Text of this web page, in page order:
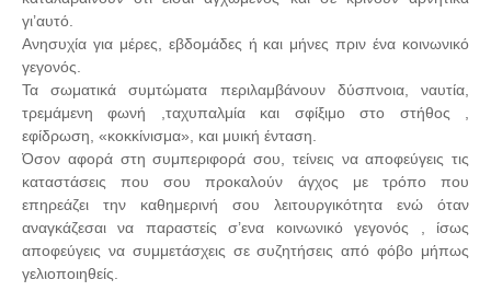
γι’αυτό.
Ανησυχία για μέρες, εβδομάδες ή και μήνες πριν ένα κοινωνικό
γεγονός.
Τα σωματικά συμτώματα περιλαμβάνουν δύσπνοια, ναυτία,
τρεμάμενη φωνή ,ταχυπαλμία και σφίξιμο στο στήθος ,
εφίδρωση, «κοκκίνισμα», και μυική ένταση.
Όσον αφορά στη συμπεριφορά σου, τείνεις να αποφεύγεις τις
καταστάσεις που σου προκαλούν άγχος με τρόπο που
επηρεάζει την καθημερινή σου λειτουργικότητα ενώ όταν
αναγκάζεσαι να παραστείς σ’ενα κοινωνικό γεγονός , ίσως
αποφεύγεις να συμμετάσχεις σε συζητήσεις από φόβο μήπως
γελιοποιηθείς.